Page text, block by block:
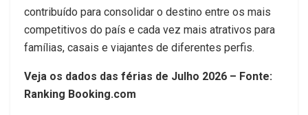
contribuído para consolidar o destino entre os mais
competitivos do país e cada vez mais atrativos para
famílias, casais e viajantes de diferentes perfis.
Veja os dados das férias de Julho 2026 – Fonte:
Ranking Booking.com